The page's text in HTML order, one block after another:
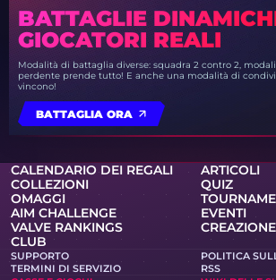
BATTAGLIE
GIOCATORI REALI
Modalità di battaglia diverse: squadra 2 contro 2,
perdente prende tutto! E anche una modalità di
vincono!
BATTAGLIA ORA
CALENDARIO DEI REGALI
ARTICOLI
COLLEZIONI
QUIZ
OMAGGI
AIM CHALLENGE
EVENTI
VALVE RANKINGS
CLUB
SUPPORTO
POLITICA
TERMINI DI SERVIZIO
RSS